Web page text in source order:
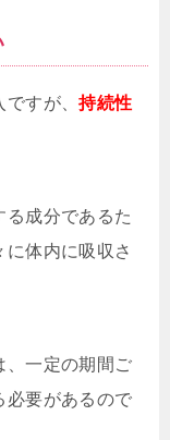
ですが、持続性
る成分であるた
体内に吸収さ
、一定の期間ご
必要があるので